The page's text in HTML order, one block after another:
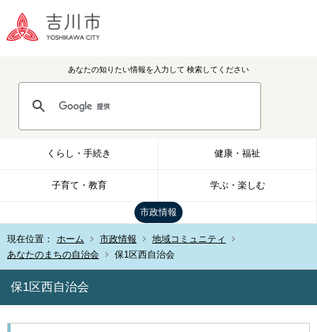
あなたの知りたい情報を入力して 検索してください
くらし・手続き 健康・福祉
子育て・教育 学ぶ・楽しむ
市政情報
現在位置： ホーム 市政情報
地域コミュニティ
あなたのまちの自治会
保1区西自治会
保1区西自治会